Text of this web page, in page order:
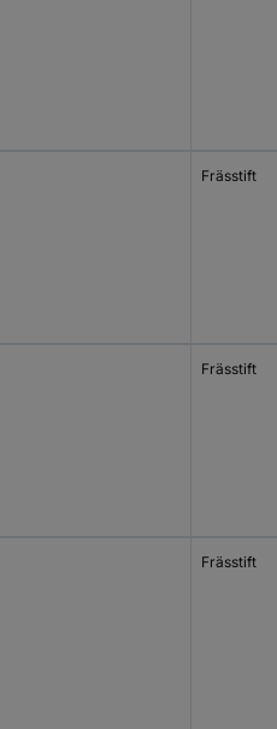
Frässtift
Frässtift
Frässtift